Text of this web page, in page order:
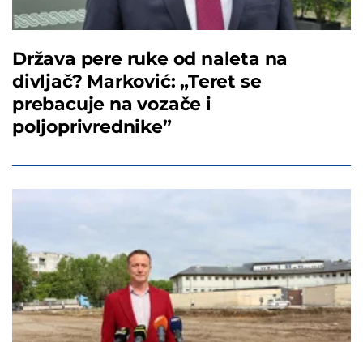
Država pere ruke od naleta na
divljač? Marković: „Teret se
prebacuje na vozače i
poljoprivrednike”